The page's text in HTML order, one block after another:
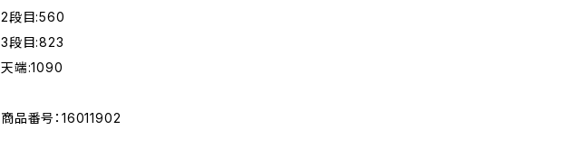
2段目:560
3段目:823
天端:1090
商品番号：16011902